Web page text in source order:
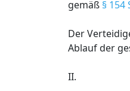
gemäß § 154
Der
Ablauf der
II.